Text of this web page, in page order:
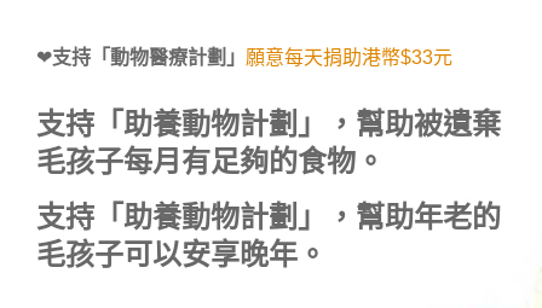
❤支持「動物醫療計劃」 願意每天捐助港幣$33元
支持 「助養動物計劃」
，幫助被遺棄
毛孩子每月有足夠的食物。
支持 「助養動物計劃」
，幫助年老的
毛孩子可以安享晚年。